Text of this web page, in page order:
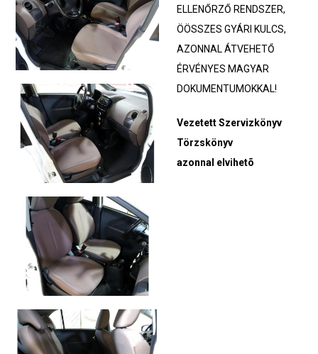
ELLENŐRZŐ RENDSZER,
ÖÖSSZES GYÁRI KULCS,
AZONNAL ÁTVEHETŐ
ÉRVÉNYES MAGYAR
DOKUMENTUMOKKAL!
Vezetett Szervizkönyv
Törzskönyv
azonnal elvihetõ